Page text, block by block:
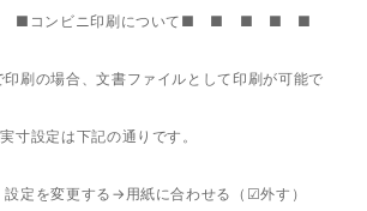
ビニ印刷について■ ■ ■ ■ ■
印刷の場合、文書ファイルとして印刷が可能で
寸設定は下記の通りです。
定を変更する→用紙に合わせる（☑外す）